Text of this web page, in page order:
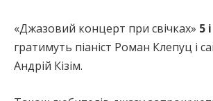
«Джазовий концерт при свічках» 5
гратимуть піаніст Роман Клепуц і
Андрій Кізім.